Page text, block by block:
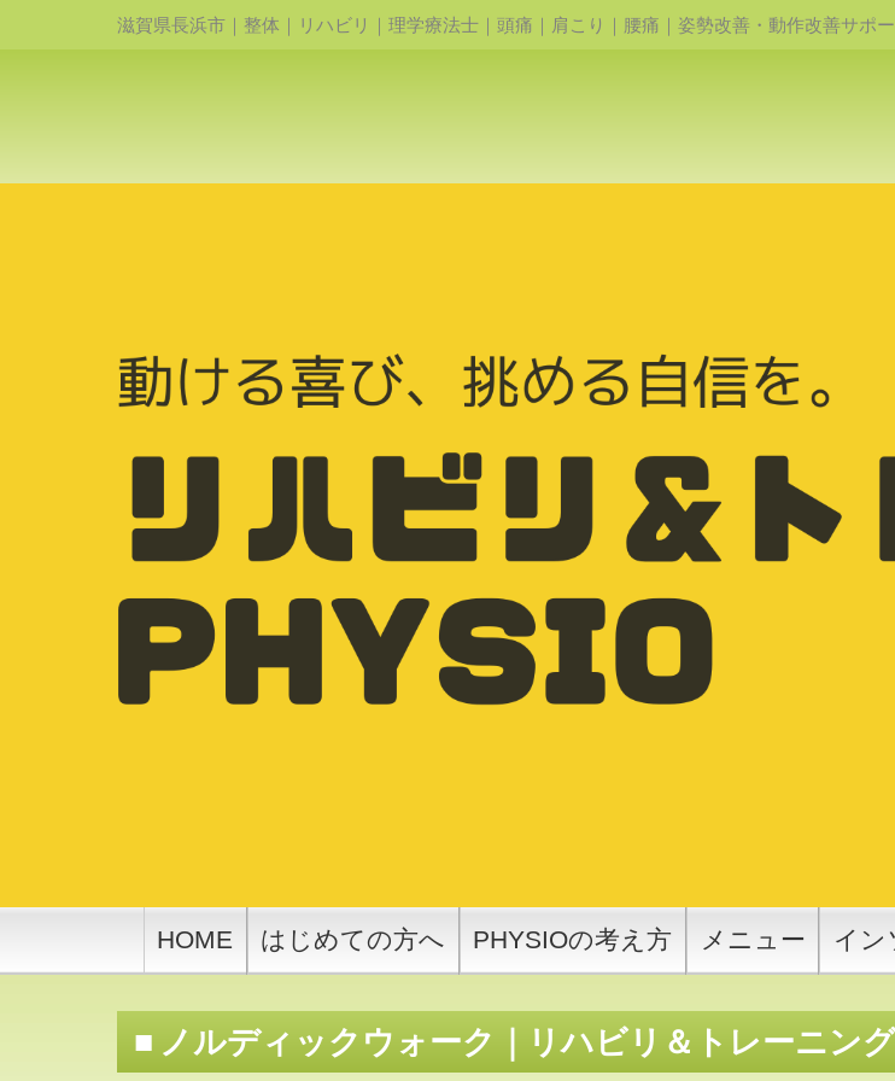
滋賀県長浜市｜整体｜リハビリ｜理学療法士｜頭痛｜肩こり｜腰痛｜姿勢改善・動作改善サポ
HOME はじめての方へ PHYSIOの考え方 メニュー イン
ノルディックウォーク｜リハビリ＆トレーニン